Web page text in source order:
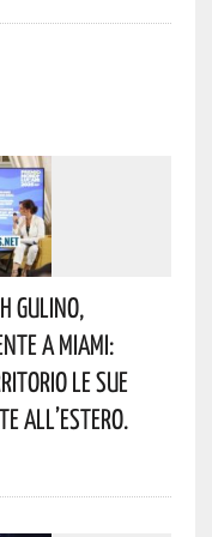
Gulino,
A Miami:
Le Sue
All’estero.